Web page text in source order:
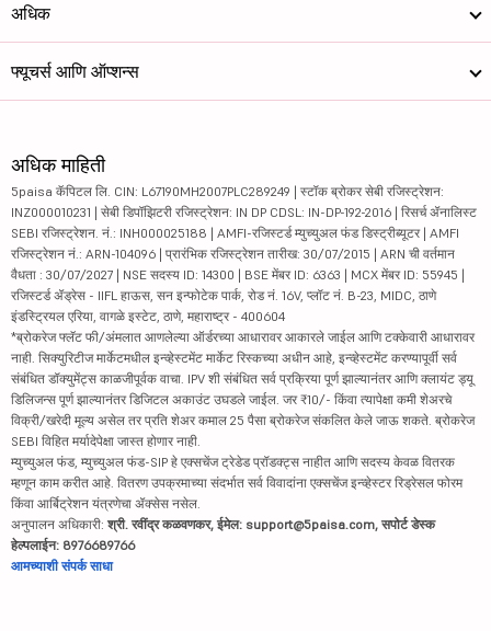
अधिक
फ्यूचर्स आणि ऑप्शन्स
अधिक माहिती
5paisa कॅपिटल लि. CIN: L67190MH2007PLC289249 | स्टॉक ब्रोकर सेबी रजिस्ट्रेशन:
INZ000010231 | सेबी डिपॉझिटरी रजिस्ट्रेशन: IN DP CDSL: IN-DP-192-2016 | रिसर्च ॲनालिस्ट
SEBI रजिस्ट्रेशन. नं.: INH000025188 | AMFI-रजिस्टर्ड म्युच्युअल फंड डिस्ट्रीब्यूटर | AMFI
रजिस्ट्रेशन नं.: ARN-104096 | प्रारंभिक रजिस्ट्रेशन तारीख: 30/07/2015 | ARN ची वर्तमान
वैधता : 30/07/2027 | NSE सदस्य ID: 14300 | BSE मेंबर ID: 6363 | MCX मेंबर ID: 55945 |
रजिस्टर्ड ॲड्रेस - IIFL हाऊस, सन इन्फोटेक पार्क, रोड नं. 16V, प्लॉट नं. B-23, MIDC, ठाणे
इंडस्ट्रियल एरिया, वागळे इस्टेट, ठाणे, महाराष्ट्र - 400604
*ब्रोकरेज फ्लॅट फी/अंमलात आणलेल्या ऑर्डरच्या आधारावर आकारले जाईल आणि टक्केवारी आधारावर
नाही. सिक्युरिटीज मार्केटमधील इन्व्हेस्टमेंट मार्केट रिस्कच्या अधीन आहे, इन्व्हेस्टमेंट करण्यापूर्वी सर्व
संबंधित डॉक्युमेंट्स काळजीपूर्वक वाचा. IPV शी संबंधित सर्व प्रक्रिया पूर्ण झाल्यानंतर आणि क्लायंट ड्यू
डिलिजन्स पूर्ण झाल्यानंतर डिजिटल अकाउंट उघडले जाईल. जर ₹10/- किंवा त्यापेक्षा कमी शेअरचे
विक्री/खरेदी मूल्य असेल तर प्रति शेअर कमाल 25 पैसा ब्रोकरेज संकलित केले जाऊ शकते. ब्रोकरेज
SEBI विहित मर्यादेपेक्षा जास्त होणार नाही.
म्युच्युअल फंड, म्युच्युअल फंड-SIP हे एक्सचेंज ट्रेडेड प्रॉडक्ट्स नाहीत आणि सदस्य केवळ वितरक
म्हणून काम करीत आहे. वितरण उपक्रमाच्या संदर्भात सर्व विवादांना एक्सचेंज इन्व्हेस्टर रिड्रेसल फोरम
किंवा आर्बिट्रेशन यंत्रणेचा ॲक्सेस नसेल.
अनुपालन अधिकारी: श्री. रवींद्र कळवणकर, ईमेल: support@5paisa.com, सपोर्ट डेस्क
हेल्पलाईन: 8976689766
आमच्याशी संपर्क साधा